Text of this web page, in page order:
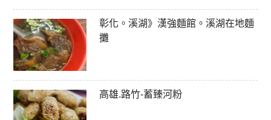
彰化。溪湖》漢強麵館。溪湖在地麵
攤
高雄.路竹-蓄臻河粉